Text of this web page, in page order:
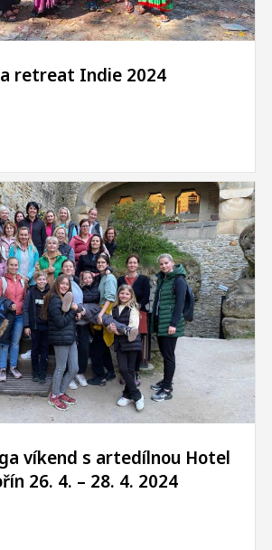
retreat Indie 2024
víkend s artedílnou Hotel
26. 4. – 28. 4. 2024